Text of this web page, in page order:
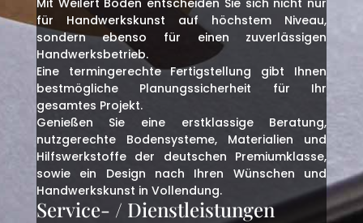
Mit Weilert Böden entscheiden Sie sich nicht nur
für Handwerkskunst auf höchstem Niveau,
sondern ebenso für einen zuverlässigen
Handwerksbetrieb.
Eine termingerechte Fertigstellung gibt Ihnen
bestmögliche Planungssicherheit für Ihr
gesamtes Projekt.
Genießen Sie eine erstklassige Beratung,
nutzgerechte Bodensysteme, Materialien und
Hilfswerkstoffe der deutschen Premiumklasse,
sowie ein Design nach Ihren Wünschen und
Handwerkskunst in Vollendung.
Service- / Dienstleistungen